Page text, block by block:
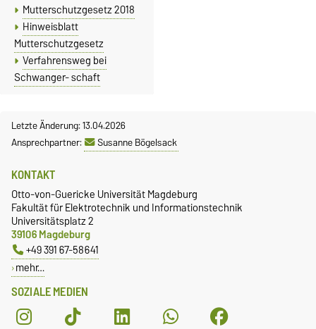
Mutterschutzgesetz 2018
Hinweisblatt
Mutterschutzgesetz
Verfahrensweg bei
Schwanger- schaft
Letzte Änderung: 13.04.2026
Ansprechpartner:
Susanne Bögelsack
SOZIALE MEDIEN
KONTAKT
Otto-von-Guericke Universität Magdeburg
Fakultät für Elektrotechnik und Informationstechnik
Universitätsplatz 2
39106 Magdeburg
+49 391 67-58641
mehr…